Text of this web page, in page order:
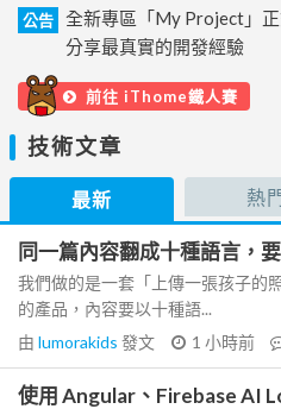
公告
全新專區「My Project」
分享最真實的開發經驗
前往 iThome鐵人賽
技術文章
最新 熱
同一篇內容翻成十種語言，
我們做的是一套「上傳一張孩子的
的產品，內容要以十種語...
由 lumorakids 發文 1 小時前
使用 Angular、Firebase AI